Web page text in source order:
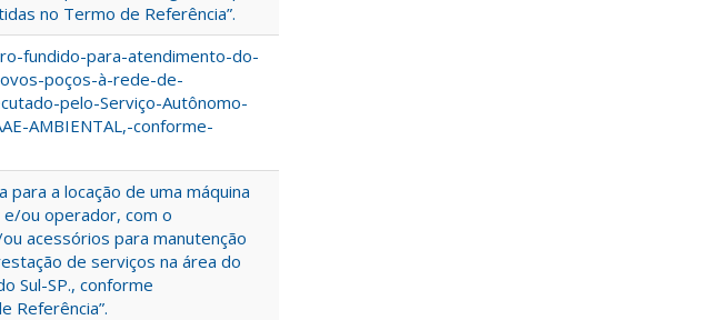
no Termo de Referência”.
fundido-para-atendimento-do-
poços-à-rede-de-
pelo-Serviço-Autônomo-
AMBIENTAL,-conforme-
a locação de uma máquina
ou operador, com o
acessórios para manutenção
de serviços na área do
Sul-SP., conforme
Referência”.